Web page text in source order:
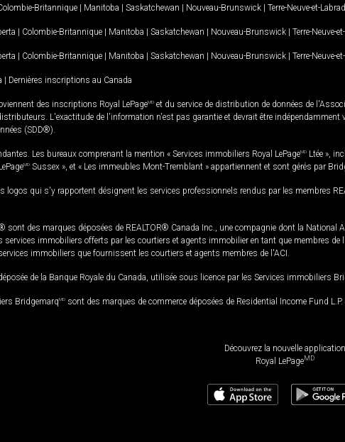
Britannique | Manitoba | Saskatchewan | Nouveau-Brunswick | Terre-Neuve-et-
| Colombie-Britannique | Manitoba | Saskatchewan | Nouveau-Brunswick | Terre-Neuve-
| Colombie-Britannique | Manitoba | Saskatchewan | Nouveau-Brunswick | Terre-Neuve-
| Dernières inscriptions au Canada
des inscriptions Royal LePageMD et du service de distribution de données de
L'exactitude de l'information n'est pas garantie et devrait être
(SDD®).
Les bureaux comprenant la mention « Services immobiliers Royal LePageMD Ltée »,
MD Sussex », et « Les immeubles Mont-Tremblant » appartiennent et sont gérés par
logos qui s'y rapportent désignent les services professionnels rendus par les membres
sont des marques déposées de REALTOR® Canada Inc., une compagnie dont la
services immobiliers offerts par les courtiers et agents immobilier en tant que membres
immobiliers que fournissent les courtiers et agents membres de l'ACI.
de la Banque Royale du Canada, utilisée sous licence par les Services immobiliers
BridgemarqMD sont des marques de commerce déposées de Residential Income Fund
Découvrez la nouvelle application
Royal LePageMD